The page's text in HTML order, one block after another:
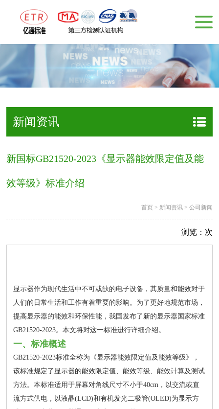
新闻资讯
新国标GB21520-2023《显示器能效限定值及能
效等级》标准介绍
首页> 新闻资讯> 公司新闻
浏览： 次
显示器作为现代生活中不可或缺的电子设备，其质量和能效对于
人们的日常生活和工作有着重要的影响。为了更好地规范市场，
提高显示器的能效和环保性能，我国发布了新的显示器国家标准
GB21520-2023。本文将对这一标准进行详细介绍。
一、标准概述
GB21520-2023标准全称为《显示器能效限定值及能效等级》，
该标准规定了显示器的能效限定值、能效等级、能效计算及测试
方法。本标准适用于屏幕对角线尺寸不小于40cm，以交流或直
流方式供电，以液晶(LCD)和有机发光二极管(OLED)为显示方